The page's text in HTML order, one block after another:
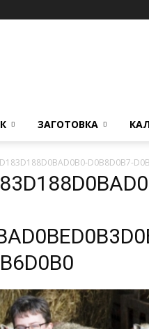
ЗАГОТОВКА
D0B8D0B7-